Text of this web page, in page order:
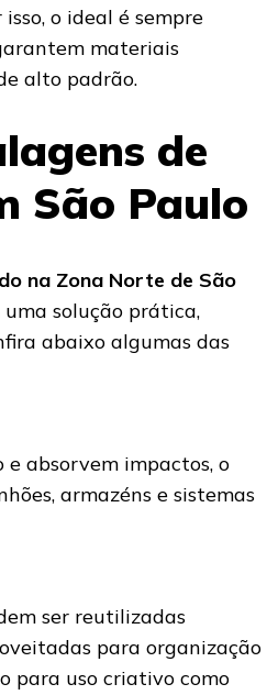
o ideal é sempre
materiais
alto padrão.
de
São Paulo
na Zona Norte de São
solução prática,
abaixo algumas das
absorvem impactos, o
armazéns e sistemas
ser reutilizadas
para organização
para uso criativo como